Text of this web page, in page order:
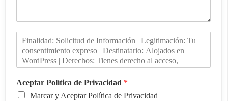
Aceptar Política de Privacidad *
Marcar y Aceptar Política de Privacidad